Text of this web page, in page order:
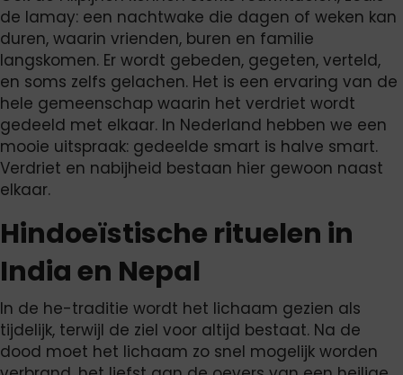
de lamay: een nachtwake die dagen of weken kan
duren, waarin vrienden, buren en familie
langskomen. Er wordt gebeden, gegeten, verteld,
en soms zelfs gelachen. Het is een ervaring van de
hele gemeenschap waarin het verdriet wordt
gedeeld met elkaar. In Nederland hebben we een
mooie uitspraak: gedeelde smart is halve smart.
Verdriet en nabijheid bestaan hier gewoon naast
elkaar.
Hindoeïstische rituelen in
India en Nepal
In de he-traditie wordt het lichaam gezien als
tijdelijk, terwijl de ziel voor altijd bestaat. Na de
dood moet het lichaam zo snel mogelijk worden